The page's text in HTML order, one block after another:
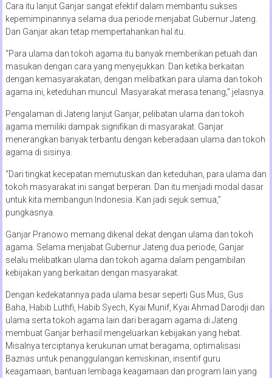
Cara itu lanjut Ganjar sangat efektif dalam membantu sukses
kepemimpinannya selama dua periode menjabat Gubernur Jateng.
Dan Ganjar akan tetap mempertahankan hal itu.
“Para ulama dan tokoh agama itu banyak memberikan petuah dan
masukan dengan cara yang menyejukkan. Dan ketika berkaitan
dengan kemasyarakatan, dengan melibatkan para ulama dan tokoh
agama ini, keteduhan muncul. Masyarakat merasa tenang,” jelasnya.
Pengalaman di Jateng lanjut Ganjar, pelibatan ulama dan tokoh
agama memiliki dampak signifikan di masyarakat. Ganjar
menerangkan banyak terbantu dengan keberadaan ulama dan tokoh
agama di sisinya.
“Dari tingkat kecepatan memutuskan dan keteduhan, para ulama dan
tokoh masyarakat ini sangat berperan. Dan itu menjadi modal dasar
untuk kita membangun Indonesia. Kan jadi sejuk semua,”
pungkasnya.
Ganjar Pranowo memang dikenal dekat dengan ulama dan tokoh
agama. Selama menjabat Gubernur Jateng dua periode, Ganjar
selalu melibatkan ulama dan tokoh agama dalam pengambilan
kebijakan yang berkaitan dengan masyarakat.
Dengan kedekatannya pada ulama besar seperti Gus Mus, Gus
Baha, Habib Luthfi, Habib Syech, Kyai Munif, Kyai Ahmad Darodji dan
ulama serta tokoh agama lain dari beragam agama di Jateng
membuat Ganjar berhasil mengeluarkan kebijakan yang hebat.
Misalnya terciptanya kerukunan umat beragama, optimalisasi
Baznas untuk penanggulangan kemiskinan, insentif guru
keagamaan, bantuan lembaga keagamaan dan program lain yang